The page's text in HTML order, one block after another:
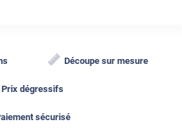
Découpe sur mesure
Prix dégressifs
sécurisé